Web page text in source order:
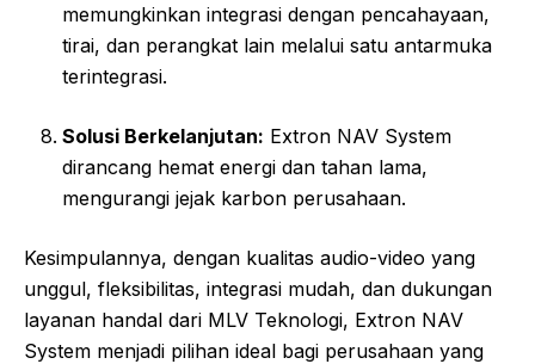
memungkinkan integrasi dengan pencahayaan,
tirai, dan perangkat lain melalui satu antarmuka
terintegrasi.
Solusi Berkelanjutan: Extron NAV System
dirancang hemat energi dan tahan lama,
mengurangi jejak karbon perusahaan.
Kesimpulannya, dengan kualitas audio-video yang
unggul, fleksibilitas, integrasi mudah, dan dukungan
layanan handal dari MLV Teknologi, Extron NAV
System menjadi pilihan ideal bagi perusahaan yang